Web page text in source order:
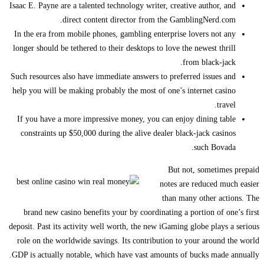
Isaac E. Payne are a talented technology writer, creative author, and
direct content director from the GamblingNerd.com.
In the era from mobile phones, gambling enterprise lovers not any
longer should be tethered to their desktops to love the newest thrill
from black-jack.
Such resources also have immediate answers to preferred issues and
help you will be making probably the most of one’s internet casino
travel.
If you have a more impressive money, you can enjoy dining table
constraints up $50,000 during the alive dealer black-jack casinos
such Bovada.
But not, sometimes prepaid
notes are reduced much easier
than many other actions. The
brand new casino benefits your by coordinating a portion of one’s first
deposit. Past its activity well worth, the new iGaming globe plays a serious
role on the worldwide savings. Its contribution to your around the world
GDP is actually notable, which have vast amounts of bucks made annually.